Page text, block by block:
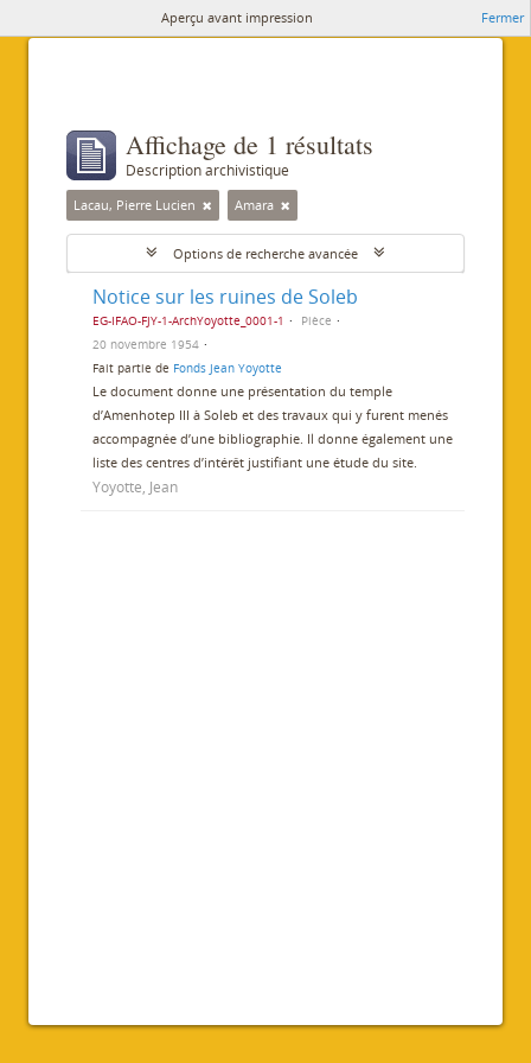
Aperçu avant impression Fermer
Affichage de 1 résultats
Description archivistique
Lacau, Pierre Lucien Amara
Options de recherche avancée
Notice sur les ruines de Soleb
EG-IFAO-FJY-1-ArchYoyotte_0001-1
Pièce
20 novembre 1954
Fait partie de Fonds Jean Yoyotte
Le document donne une présentation du temple
d’Amenhotep III à Soleb et des travaux qui y furent menés
accompagnée d’une bibliographie. Il donne également une
liste des centres d’intérêt justifiant une étude du site.
Yoyotte, Jean